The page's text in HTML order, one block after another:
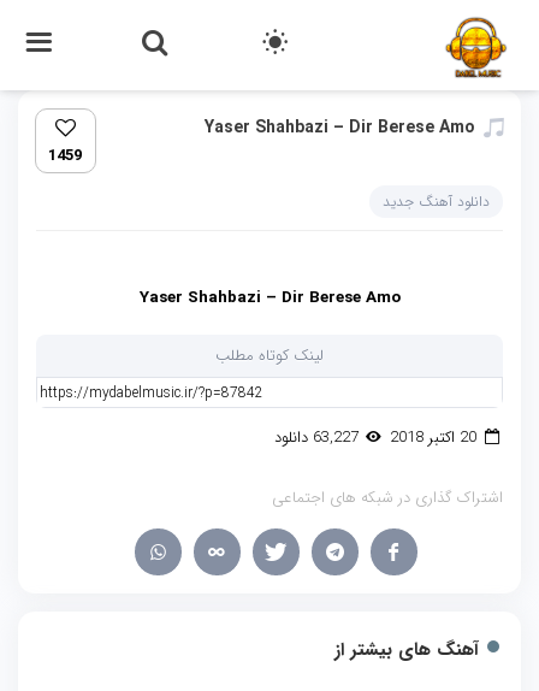
Yaser Shahbazi – Dir Berese Amo
1459
دانلود آهنگ جدید
Yaser Shahbazi – Dir Berese Amo
لینک کوتاه مطلب
20 اکتبر 2018 63,227 دانلود
اشتراک گذاری در شبکه های اجتماعی
آهنگ های بیشتر از